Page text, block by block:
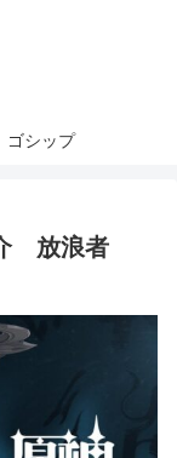
ゴシップ
放浪者